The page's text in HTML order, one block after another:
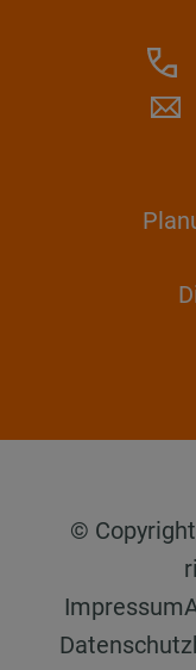
©
Impressum